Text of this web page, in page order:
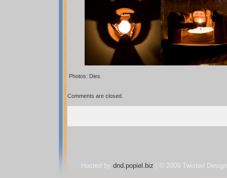
Photos: Dies
Comments are closed.
Hosted by dnd.popiel.biz | © 2009 Twisted